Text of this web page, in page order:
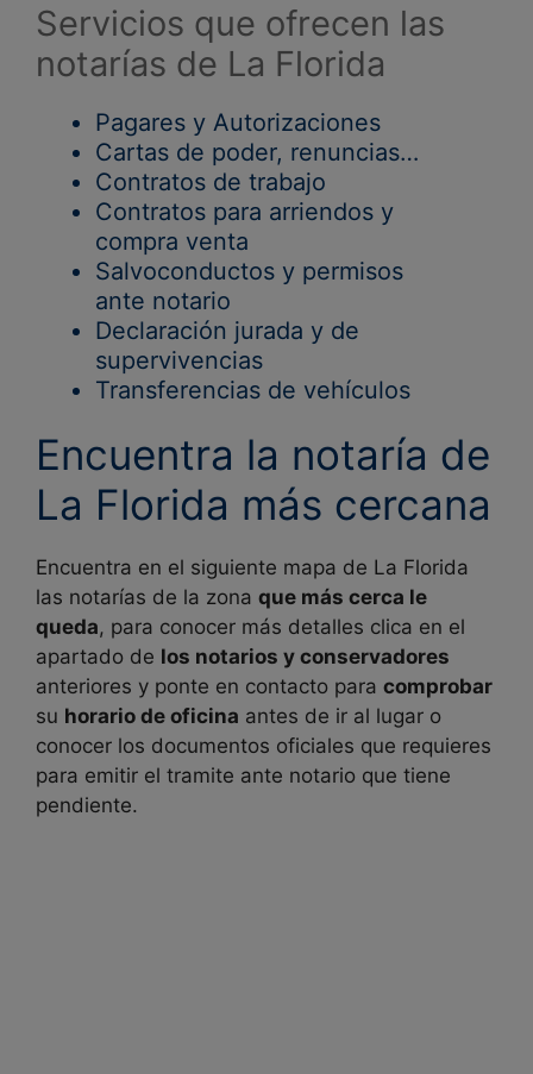
Servicios que ofrecen las
notarías de La Florida
Pagares y Autorizaciones
Cartas de poder, renuncias…
Contratos de trabajo
Contratos para arriendos y
compra venta
Salvoconductos y permisos
ante notario
Declaración jurada y de
supervivencias
Transferencias de vehículos
Encuentra la notaría de
La Florida más cercana
Encuentra en el siguiente mapa de La Florida
las notarías de la zona que más cerca le
queda, para conocer más detalles clica en el
apartado de los notarios y conservadores
anteriores y ponte en contacto para comprobar
su horario de oficina antes de ir al lugar o
conocer los documentos oficiales que requieres
para emitir el tramite ante notario que tiene
pendiente.